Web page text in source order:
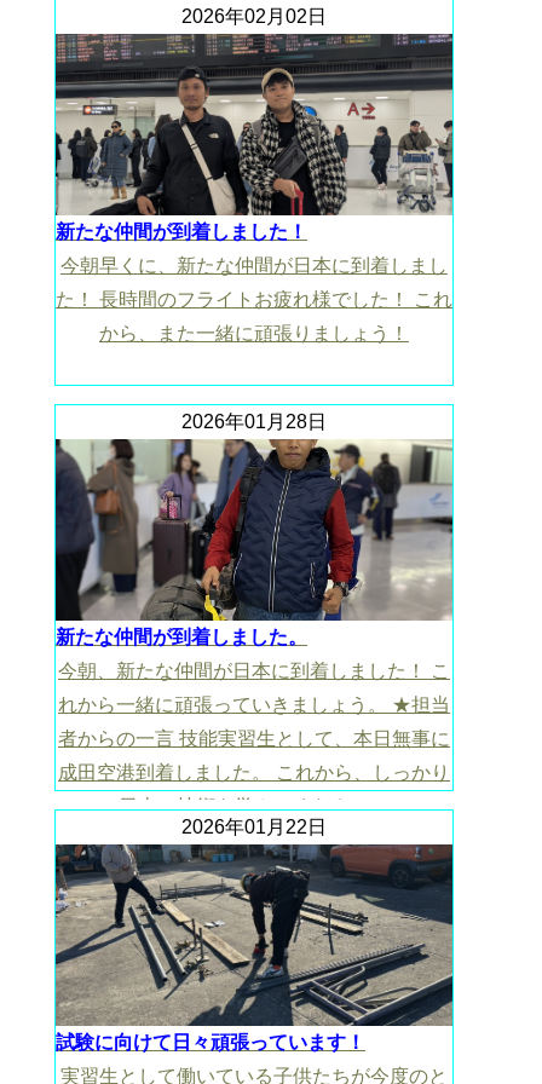
2026年02月02日
新たな仲間が到着しました！
今朝早くに、新たな仲間が日本に到着しまし
た！ 長時間のフライトお疲れ様でした！ これ
から、また一緒に頑張りましょう！
2026年01月28日
新たな仲間が到着しました。
今朝、新たな仲間が日本に到着しました！ こ
れから一緒に頑張っていきましょう。 ★担当
者からの一言 技能実習生として、本日無事に
成田空港到着しました。 これから、しっかり
日本の技術を学んでください。
2026年01月22日
試験に向けて日々頑張っています！
実習生として働いている子供たちが今度のと